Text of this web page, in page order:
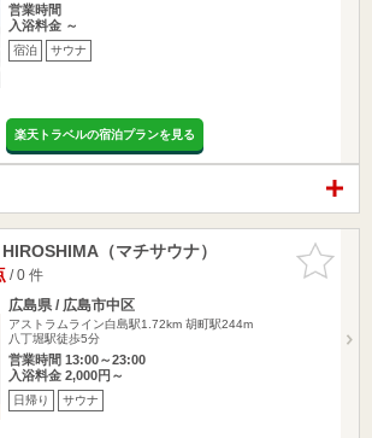
営業時間
入浴料金 ～
宿泊 サウナ
楽天トラベルの宿泊プランを見る
お気に入
りに追加
（マチサウナ）
/ 0 件
広島県 / 広島市中区
アストラムライン白島駅1.72km 胡町駅244m
八丁堀駅徒歩5分
営業時間 13:00～23:00
入浴料金 2,000円～
日帰り サウナ